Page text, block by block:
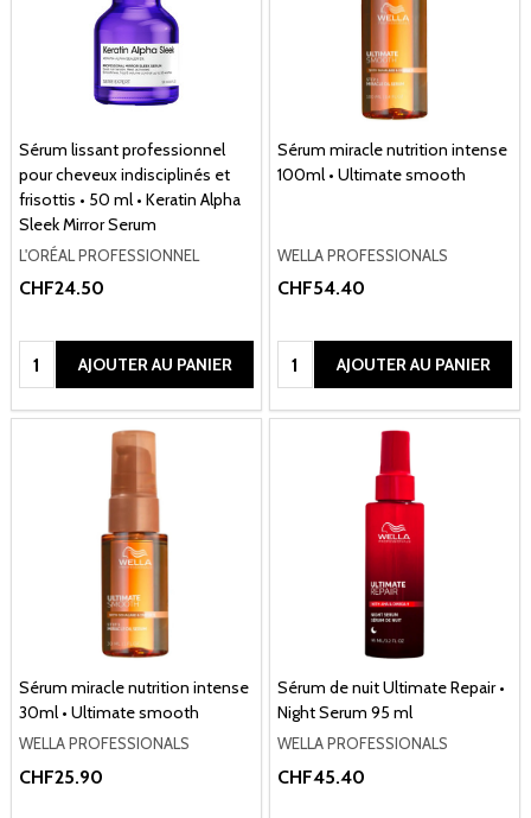
Sérum lissant professionnel
pour cheveux indisciplinés et
frisottis • 50 ml • Keratin Alpha
Sleek Mirror Serum
L'ORÉAL PROFESSIONNEL
CHF24.50
Quantité:AJOUTER AU PANIER
Sérum miracle nutrition intense
100ml • Ultimate smooth
WELLA PROFESSIONALS
CHF54.40
Quantité:AJOUTER AU PANIER
Sérum miracle nutrition intense
30ml • Ultimate smooth
WELLA PROFESSIONALS
CHF25.90
Sérum de nuit Ultimate Repair •
Night Serum 95 ml
WELLA PROFESSIONALS
CHF45.40